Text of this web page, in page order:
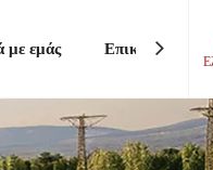
με εμάς